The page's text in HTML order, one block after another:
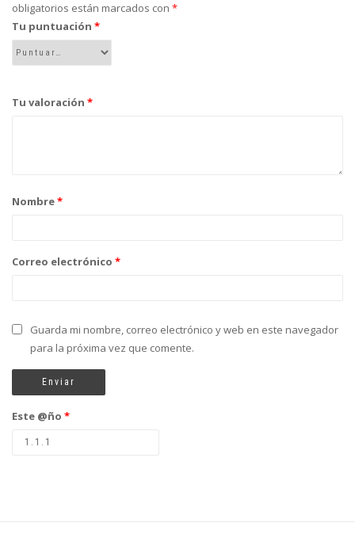
obligatorios están marcados con *
Tu puntuación *
Tu valoración *
Nombre*
Correo electrónico *
Guarda mi nombre, correo electrónico y web en este navegador
para la próxima vez que comente.
Este @ño *